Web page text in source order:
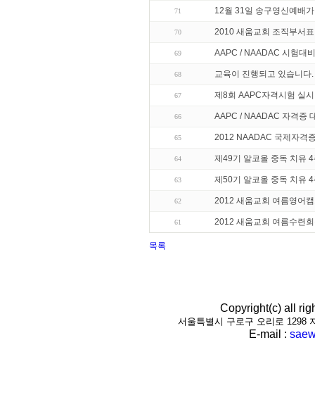
71 12월 31일 송구영신예배
70 2010 새움교회 조직부서표
69 AAPC / NAADAC 시험대
68 교육이 진행되고 있습니다.
67 제8회 AAPC자격시험 실시
66 AAPC / NAADAC 자격증
65 2012 NAADAC 국제자격
64 제49기 알코올 중독 치유
63 제50기 알코올 중독 치유
62 2012 새움교회 여름영어
61 2012 새움교회 여름수련
목록
Copyright(c) all
서울특별시 구로구 오리로 1298
E-mail :